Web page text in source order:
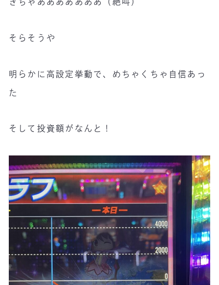
そらそうや
明らかに高設定挙動で、めちゃくちゃ自信あっ
た
そして投資額がなんと！